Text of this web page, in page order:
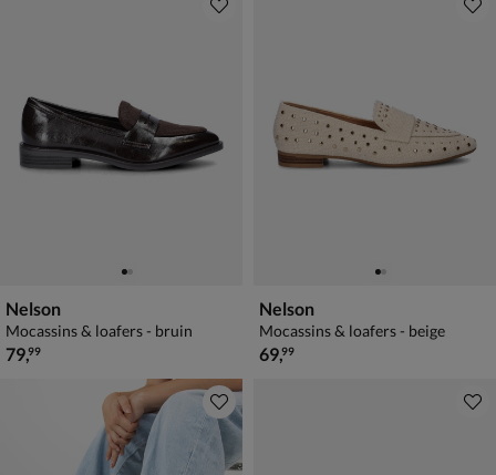
Nelson
Mocassins & loafers - bruin
€ 79,99
79,99
Nelson
Mocassins & loafers - beige
€ 69,99
69,99